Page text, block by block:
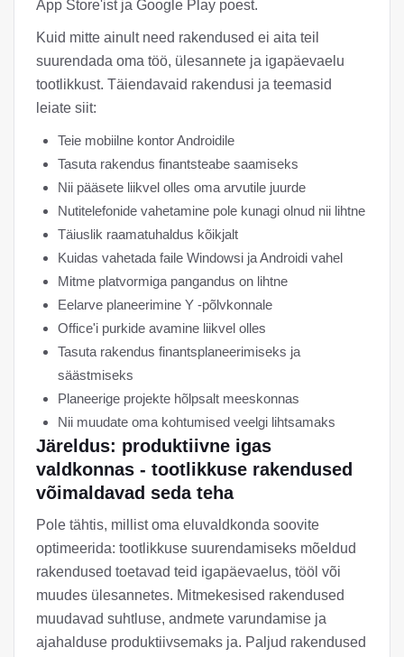
App Store'ist ja Google Play poest.
Kuid mitte ainult need rakendused ei aita teil
suurendada oma töö, ülesannete ja igapäevaelu
tootlikkust. Täiendavaid rakendusi ja teemasid
leiate siit:
Teie mobiilne kontor Androidile
Tasuta rakendus finantsteabe saamiseks
Nii pääsete liikvel olles oma arvutile juurde
Nutitelefonide vahetamine pole kunagi olnud nii lihtne
Täiuslik raamatuhaldus kõikjalt
Kuidas vahetada faile Windowsi ja Androidi vahel
Mitme platvormiga pangandus on lihtne
Eelarve planeerimine Y -põlvkonnale
Office'i purkide avamine liikvel olles
Tasuta rakendus finantsplaneerimiseks ja
säästmiseks
Planeerige projekte hõlpsalt meeskonnas
Nii muudate oma kohtumised veelgi lihtsamaks
Järeldus: produktiivne igas
valdkonnas - tootlikkuse rakendused
võimaldavad seda teha
Pole tähtis, millist oma eluvaldkonda soovite
optimeerida: tootlikkuse suurendamiseks mõeldud
rakendused toetavad teid igapäevaelus, tööl või
muudes ülesannetes. Mitmekesised rakendused
muudavad suhtluse, andmete varundamise ja
ajahalduse produktiivsemaks ja. Paljud rakendused